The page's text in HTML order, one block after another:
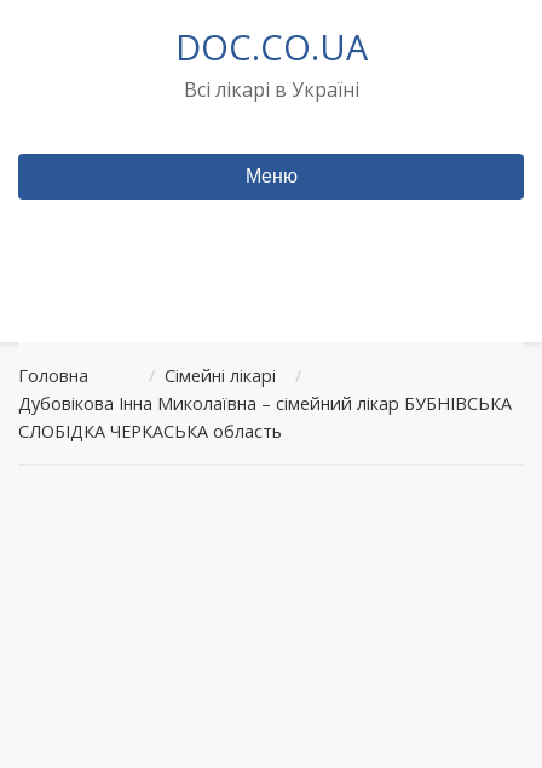
DOC.CO.UA
Всі лікарі в Україні
Меню
Головна / Сімейні лікарі
/
Дубовікова Інна Миколаївна – сімейний лікар БУБНІВСЬКА
СЛОБІДКА ЧЕРКАСЬКА область